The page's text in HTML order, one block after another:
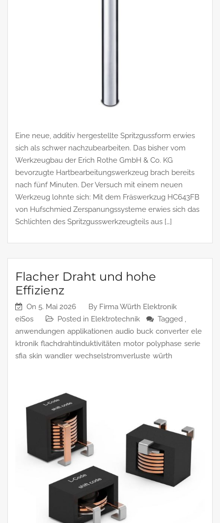
Eine neue, additiv hergestellte Spritzgussform erwies
sich als schwer nachzubearbeiten. Das bisher vom
Werkzeugbau der Erich Rothe GmbH & Co. KG
bevorzugte Hartbearbeitungswerkzeug brach bereits
nach fünf Minuten. Der Versuch mit einem neuen
Werkzeug lohnte sich: Mit dem Fräswerkzug HC643FB
von Hufschmied Zerspanungssysteme erwies sich das
Schlichten des Spritzgusswerkzeugteils aus […]
Flacher Draht und hohe
Effizienz
On 5. Mai 2026 By Firma Würth Elektronik
eiSos
Posted in Elektrotechnik
Tagged ,
anwendungen applikationen audio buck converter ele
ktronik flachdrahtinduktivitäten motor polyphase serie
sfia skin wandler wechselstromverluste würth